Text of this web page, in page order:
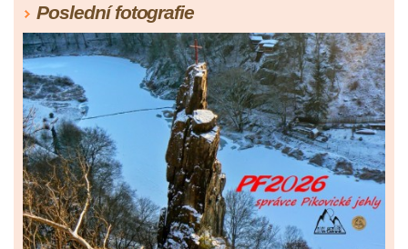
Poslední fotografie